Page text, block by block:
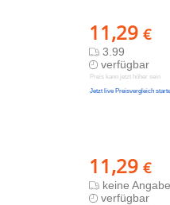
11,29 €
3.99
verfügbar
Preis kann jetzt höher sein
Jetzt live Preisvergleich
11,29 €
keine Angabe
verfügbar